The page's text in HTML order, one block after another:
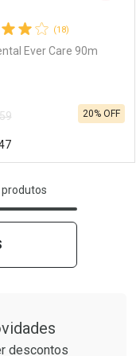
sem Desconto
9,11/cada
sem Desconto
9,11/cada
(18)
Ever Care 90m
20% OFF
descontos